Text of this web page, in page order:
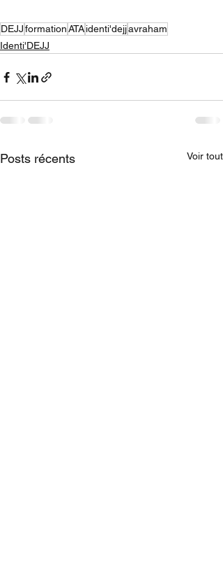
DEJJformationATAidenti'dejjavraham
Identi'DEJJ
Posts récents Voir tout